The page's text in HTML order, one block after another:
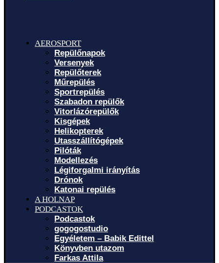
AEROSPORT
Repülőnapok
Versenyek
Repülőterek
Műrepülés
Sportrepülés
Szabadon repülők
Vitorlázórepülők
Kisgépek
Helikopterek
Utasszállítógépek
Pilóták
Modellezés
Légiforgalmi irányítás
Drónok
Katonai repülés
A HOLNAP
PODCASTOK
Podcastok
gogogostudio
Egyéletem – Babik Edittel
Könyvben utazom
Farkas Attila